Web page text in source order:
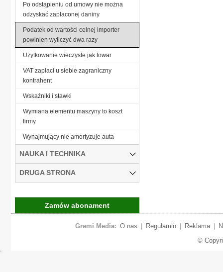
Po odstąpieniu od umowy nie można
odzyskać zapłaconej daniny
Podatek od wartości celnej importer
powinien wyliczyć dwa razy
Użytkowanie wieczyste jak towar
VAT zapłaci u siebie zagraniczny
kontrahent
Wskaźniki i stawki
Wymiana elementu maszyny to koszt
firmy
Wynajmujący nie amortyzuje auta
NAUKA I TECHNIKA
DRUGA STRONA
Zamów abonament
Gremi Media: O nas Regulamin Reklama
©